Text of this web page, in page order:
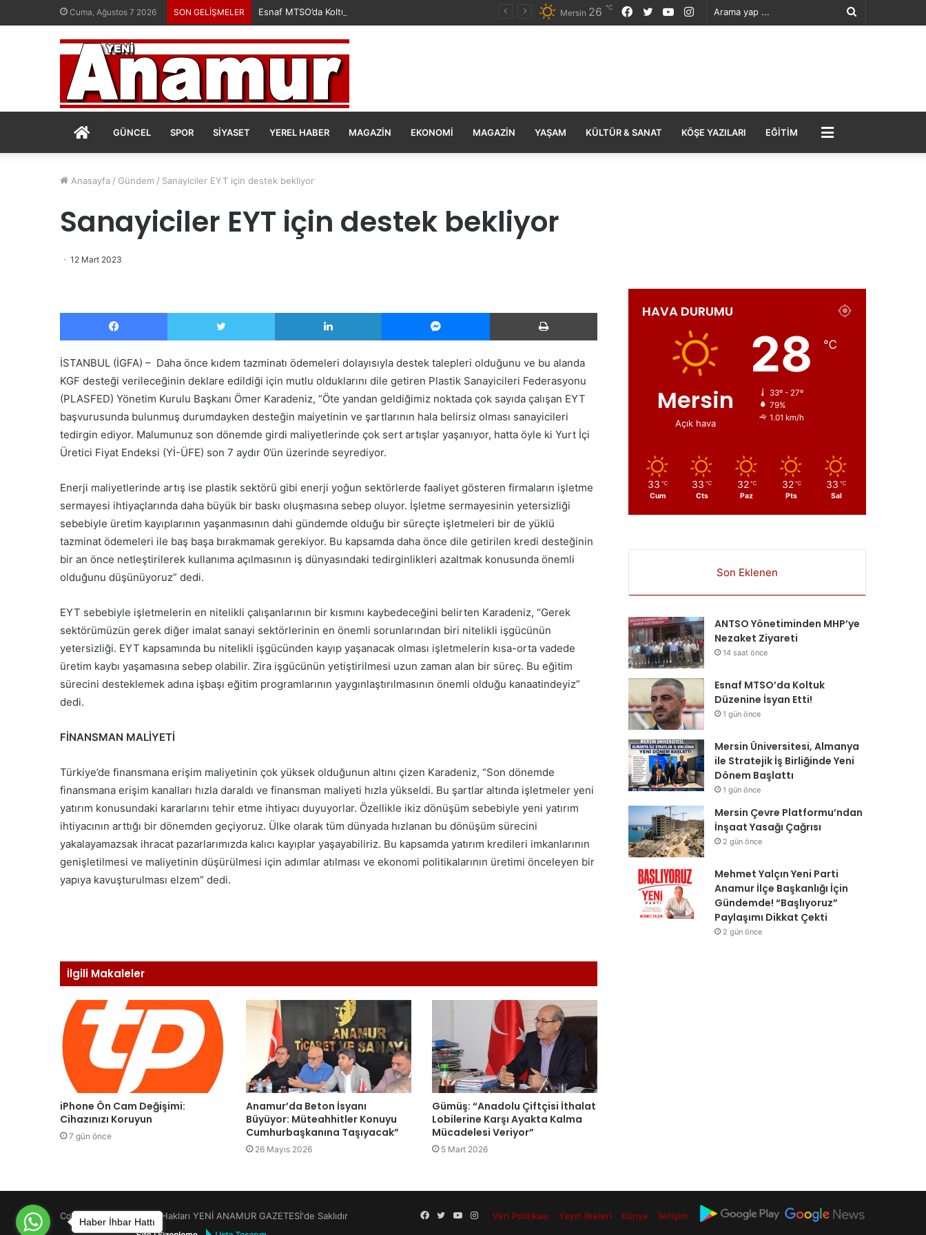
Cuma, Ağustos 7 2026 SON GELİŞMELER Esnaf MTSO’da Koltuk Düzenine İsyan Etti!
Arama
Instagram
YouTube
Twitter
Facebook
Mersin 26 ℃
ANASAYFA
GÜNCEL SPOR SIYASET YEREL HABER MAGAZIN EKONOMI MAGAZIN YAŞAM KÜLTÜR & SANAT KÖŞE YAZILARI EĞITIM MENÜ
Anasayfa / Gündem / Sanayiciler EYT için destek bekliyor
Sanayiciler EYT için destek bekliyor
12 Mart 2023
Facebook Twitter LinkedIn Messenger Yazdır
İSTANBUL (İGFA) – Daha önce kıdem tazminatı ödemeleri dolayısıyla destek talepleri olduğunu ve bu alanda
KGF desteği verileceğinin deklare edildiği için mutlu olduklarını dile getiren Plastik Sanayicileri Federasyonu
(PLASFED) Yönetim Kurulu Başkanı Ömer Karadeniz, “Öte yandan geldiğimiz noktada çok sayıda çalışan EYT
başvurusunda bulunmuş durumdayken desteğin maiyetinin ve şartlarının hala belirsiz olması sanayicileri
tedirgin ediyor. Malumunuz son dönemde girdi maliyetlerinde çok sert artışlar yaşanıyor, hatta öyle ki Yurt İçi
Üretici Fiyat Endeksi (Yİ-ÜFE) son 7 aydır 0’ün üzerinde seyrediyor.
Enerji maliyetlerinde artış ise plastik sektörü gibi enerji yoğun sektörlerde faaliyet gösteren firmaların işletme
sermayesi ihtiyaçlarında daha büyük bir baskı oluşmasına sebep oluyor. İşletme sermayesinin yetersizliği
sebebiyle üretim kayıplarının yaşanmasının dahi gündemde olduğu bir süreçte işletmeleri bir de yüklü
tazminat ödemeleri ile baş başa bırakmamak gerekiyor. Bu kapsamda daha önce dile getirilen kredi desteğinin
bir an önce netleştirilerek kullanıma açılmasının iş dünyasındaki tedirginlikleri azaltmak konusunda önemli
olduğunu düşünüyoruz” dedi.
EYT sebebiyle işletmelerin en nitelikli çalışanlarının bir kısmını kaybedeceğini belirten Karadeniz, “Gerek
sektörümüzün gerek diğer imalat sanayi sektörlerinin en önemli sorunlarından biri nitelikli işgücünün
yetersizliği. EYT kapsamında bu nitelikli işgücünden kayıp yaşanacak olması işletmelerin kısa-orta vadede
üretim kaybı yaşamasına sebep olabilir. Zira işgücünün yetiştirilmesi uzun zaman alan bir süreç. Bu eğitim
sürecini desteklemek adına işbaşı eğitim programlarının yaygınlaştırılmasının önemli olduğu kanaatindeyiz”
dedi.
FİNANSMAN MALİYETİ
Türkiye’de finansmana erişim maliyetinin çok yüksek olduğunun altını çizen Karadeniz, “Son dönemde
finansmana erişim kanalları hızla daraldı ve finansman maliyeti hızla yükseldi. Bu şartlar altında işletmeler yeni
yatırım konusundaki kararlarını tehir etme ihtiyacı duyuyorlar. Özellikle ikiz dönüşüm sebebiyle yeni yatırım
ihtiyacının arttığı bir dönemden geçiyoruz. Ülke olarak tüm dünyada hızlanan bu dönüşüm sürecini
yakalayamazsak ihracat pazarlarımızda kalıcı kayıplar yaşayabiliriz. Bu kapsamda yatırım kredileri imkanlarının
genişletilmesi ve maliyetinin düşürülmesi için adımlar atılması ve ekonomi politikalarının üretimi önceleyen bir
yapıya kavuşturulması elzem” dedi.
İlgili Makaleler
iPhone Ön Cam Değişimi:
Cihazınızı Koruyun
7 gün önce
Anamur’da Beton İsyanı
Büyüyor: Müteahhitler Konuyu
Cumhurbaşkanına Taşıyacak”
26 Mayıs 2026
Gümüş: “Anadolu Çiftçisi İthalat
Lobilerine Karşı Ayakta Kalma
Mücadelesi Veriyor”
5 Mart 2026
HAVA DURUMU
Mersin
Açık hava
28 ℃
33º - 27º
79%
1.01 km/h
33 ℃
Cum
33 ℃
Cts
32 ℃
Paz
32 ℃
Pts
33 ℃
Sal
Son Eklenen
ANTSO Yönetiminden MHP’ye
Nezaket Ziyareti
14 saat önce
Esnaf MTSO’da Koltuk
Düzenine İsyan Etti!
1 gün önce
Mersin Üniversitesi, Almanya
ile Stratejik İş Birliğinde Yeni
Dönem Başlattı
1 gün önce
Mersin Çevre Platformu’ndan
İnşaat Yasağı Çağrısı
2 gün önce
Mehmet Yalçın Yeni Parti
Anamur İlçe Başkanlığı İçin
Gündemde! “Başlıyoruz”
Paylaşımı Dikkat Çekti
2 gün önce
Copyright © 2026 Tüm Hakları YENİ ANAMUR GAZETESİ'de Saklıdır Veri Politikası Yayın İlkeleri Künye İletişim
Facebook
TwitterYouTube
Instagram
Haber İhbar Hattı